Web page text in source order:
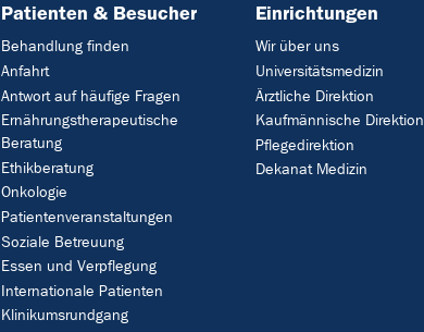
Patienten & Besucher
Behandlung finden
Anfahrt
Antwort auf häufige Fragen
Ernährungstherapeutische
Beratung
Ethikberatung
Onkologie
Patientenveranstaltungen
Soziale Betreuung
Essen und Verpflegung
Internationale Patienten
Klinikumsrundgang
Einrichtungen
Wir über uns
Universitätsmedizin
Ärztliche Direktion
Kaufmännische Direktion
Pflegedirektion
Dekanat Medizin